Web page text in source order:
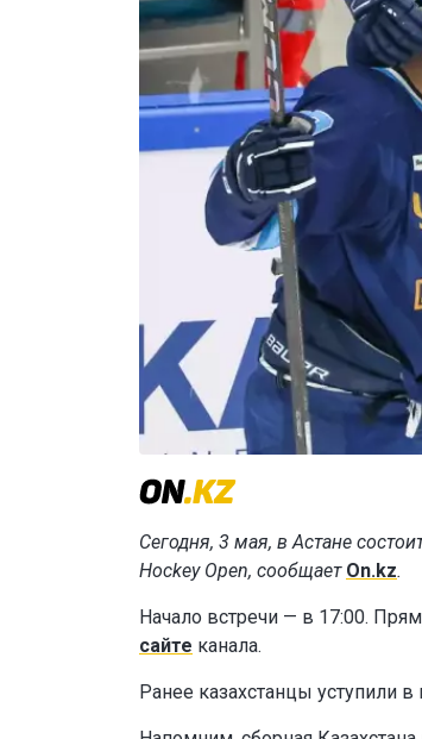
Сегодня, 3 мая, в Астане
Hockey Open, сообщает On.kz.
Начало встречи — в 17:00.
сайте канала.
Ранее казахстанцы уступили